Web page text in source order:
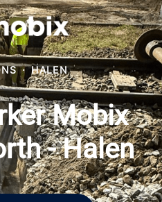
· HALEN
Mobix
- Halen